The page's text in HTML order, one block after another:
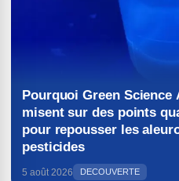
Pourquoi Green
misent sur des points
pour repousser les
pesticides
5 août 2026 DECOUVERTE